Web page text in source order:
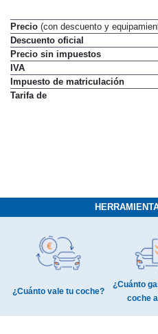
Precio (con descuento y
Descuento oficial
Precio sin impuestos
IVA
Impuesto de matriculación
Tarifa de
¿Cuánto vale tu coche?
¿Cuánto
coche